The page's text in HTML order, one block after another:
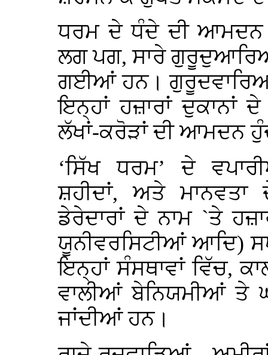
ਧਰਮ ਦੇ ਧੰਦੇ ਦੀ ਆਮਦਨ
ਲਗ ਪਗ, ਸਾਰੇ
ਗਈਆਂ ਹਨ।
ਇਨ੍ਹਾਂ ਹਜ਼ਾਰਾਂ ਦੁਕਾਨਾਂ
ਲੱਖਾਂ-ਕਰੋੜਾਂ ਦੀ ਆਮਦਨ
‘ਸਿੱਖ ਧਰਮ’ ਦੇ
ਸ਼ਹੀਦਾਂ, ਅਤੇ
ਡੇਰੇਦਾਰਾਂ ਦੇ ਨਾਮ `ਤੇ
ਯੂਨੀਵਰਸਿਟੀਆਂ ਆਦਿ)
ਇਨ੍ਹਾਂ ਸੰਸਥਾਵਾਂ ਵਿੱਚ,
ਵਾਲੀਆਂ ਬੇਨਿਯਮੀਆਂ ਤੇ
ਜਾਂਦੀਆਂ ਹਨ।